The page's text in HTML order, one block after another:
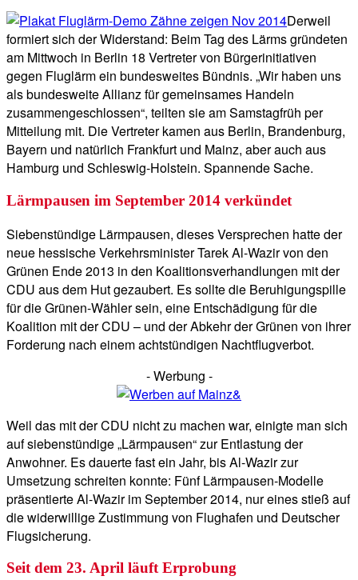
Derweil
formiert sich der Widerstand: Beim Tag des Lärms gründeten
am Mittwoch in Berlin 18 Vertreter von Bürgerinitiativen
gegen Fluglärm ein bundesweites Bündnis. „Wir haben uns
als bundesweite Allianz für gemeinsames Handeln
zusammengeschlossen“, teilten sie am Samstagfrüh per
Mitteilung mit. Die Vertreter kamen aus Berlin, Brandenburg,
Bayern und natürlich Frankfurt und Mainz, aber auch aus
Hamburg und Schleswig-Holstein. Spannende Sache.
Lärmpausen im September 2014 verkündet
Siebenstündige Lärmpausen, dieses Versprechen hatte der
neue hessische Verkehrsminister Tarek Al-Wazir von den
Grünen Ende 2013 in den Koalitionsverhandlungen mit der
CDU aus dem Hut gezaubert. Es sollte die Beruhigungspille
für die Grünen-Wähler sein, eine Entschädigung für die
Koalition mit der CDU – und der Abkehr der Grünen von ihrer
Forderung nach einem achtstündigen Nachtflugverbot.
- Werbung -
Weil das mit der CDU nicht zu machen war, einigte man sich
auf siebenstündige „Lärmpausen“ zur Entlastung der
Anwohner. Es dauerte fast ein Jahr, bis Al-Wazir zur
Umsetzung schreiten konnte: Fünf Lärmpausen-Modelle
präsentierte Al-Wazir im September 2014, nur eines stieß auf
die widerwillige Zustimmung von Flughafen und Deutscher
Flugsicherung.
Seit dem 23. April läuft Erprobung